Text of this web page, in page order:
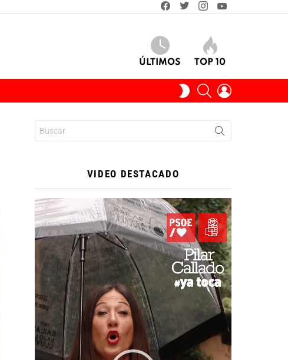
ÚLTIMOS TOP 10
SWITCH
SKIN
BUSCAR
VIDEO DESTACADO
Reproductor
de
vídeo